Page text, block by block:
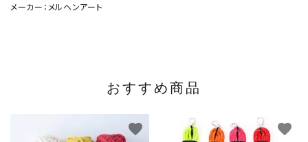
メーカー：メルヘンアート
おすすめ商品
favorite favorite